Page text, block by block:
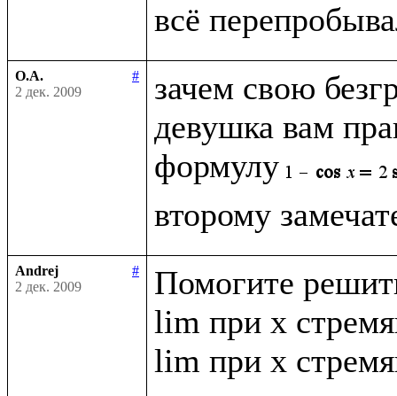
О.А.
#
2 дек. 2009
зачем свою
девушка вам
формулу
Andrej
#
2 дек. 2009
Помогите
lim при x